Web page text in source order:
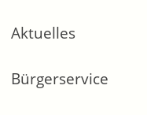
Aktuelles
Bürgerservice